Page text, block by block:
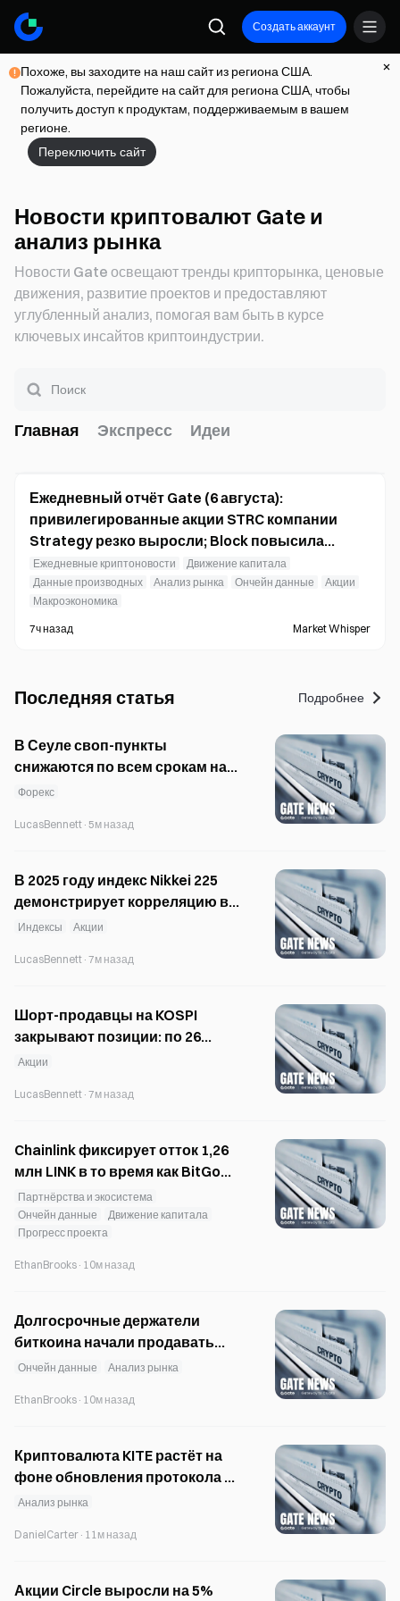
Создать аккаунт
Похоже, вы заходите на наш сайт из региона США.
Пожалуйста, перейдите на сайт для региона США, чтобы
получить доступ к продуктам, поддерживаемым в вашем
регионе.
Переключить сайт
Новости криптовалют Gate и
анализ рынка
Новости Gate освещают тренды крипторынка, ценовые
движения, развитие проектов и предоставляют
углубленный анализ, помогая вам быть в курсе
ключевых инсайтов криптоиндустрии.
Главная Экспресс Идеи
Ежедневный отчёт Gate (6 августа):
привилегированные акции STRC компании
Strategy резко выросли; Block повысила
прогноз финансовых результатов на весь 2026
год.
Ежедневные криптоновости
Движение капитала
Данные производных
Анализ рынка Ончейн данные
Акции
Макроэкономика
7ч назад Market Whisper
Последняя статья Подробнее
В Сеуле своп-пункты
снижаются по всем срокам на
фоне ослабления спроса на
Форекс
LucasBennett · 5м назад
В 2025 году индекс Nikkei 225
демонстрирует корреляцию в
85% с южнокорейскими
Индексы Акции
LucasBennett · 7м назад
Шорт-продавцы на KOSPI
закрывают позиции: по 26
акциям снизился объём
Акции
LucasBennett · 7м назад
Chainlink фиксирует отток 1,26
млн LINK в то время как BitGo
переводит в CCIP активы на
сумму 7,7 млрд долларов
Партнёрства и экосистема
Ончейн данные
Движение капитала
Прогресс проекта
EthanBrooks · 10м назад
Долгосрочные держатели
биткоина начали продавать
после 31-месячного периода
Ончейн данные Анализ рынка
EthanBrooks · 10м назад
Криптовалюта KITE растёт на
фоне обновления протокола —
цена достигла уровня
Анализ рынка
DanielCarter · 11м назад
Акции Circle выросли на 5%